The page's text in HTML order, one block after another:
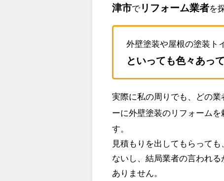
津市でリフォーム業者を
外壁塗装や屋根の塗装ト
といっても色々あっ
実際に私の周りでも、どの
ーに外壁塗装のリフォームを
す。
見積もりを出してもらって
ないし、結局業者の言われ
ありません。